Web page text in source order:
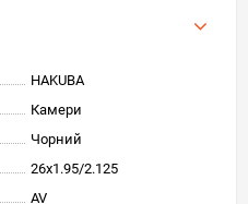
HAKUBA
Камери
Чорний
26x1.95/2.125
AV